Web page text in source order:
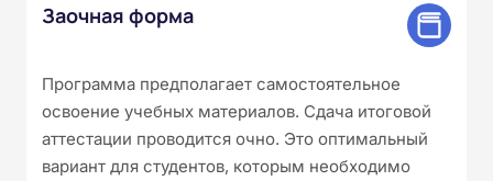
Заочная форма
Программа предполагает самостоятельное
освоение учебных материалов. Сдача итоговой
аттестации проводится очно. Это оптимальный
вариант для студентов, которым необходимо